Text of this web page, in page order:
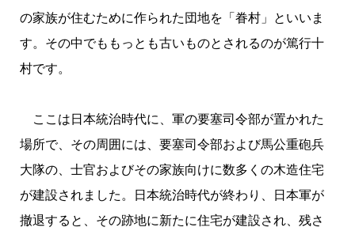
の家族が住むために作られた団地を「眷村」といいま
す。その中でももっとも古いものとされるのが篤行十
村です。
ここは日本統治時代に、軍の要塞司令部が置かれた
場所で、その周囲には、要塞司令部および馬公重砲兵
大隊の、士官およびその家族向けに数多くの木造住宅
が建設されました。日本統治時代が終わり、日本軍が
撤退すると、その跡地に新たに住宅が建設され、残さ